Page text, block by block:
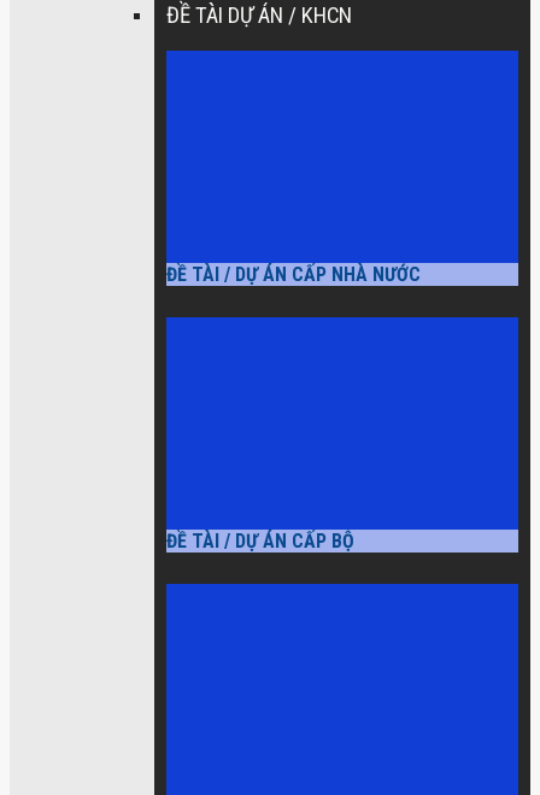
ĐỀ TÀI DỰ ÁN / KHCN
ĐỀ TÀI / DỰ ÁN CẤP NHÀ NƯỚC
ĐỀ TÀI / DỰ ÁN CẤP BỘ